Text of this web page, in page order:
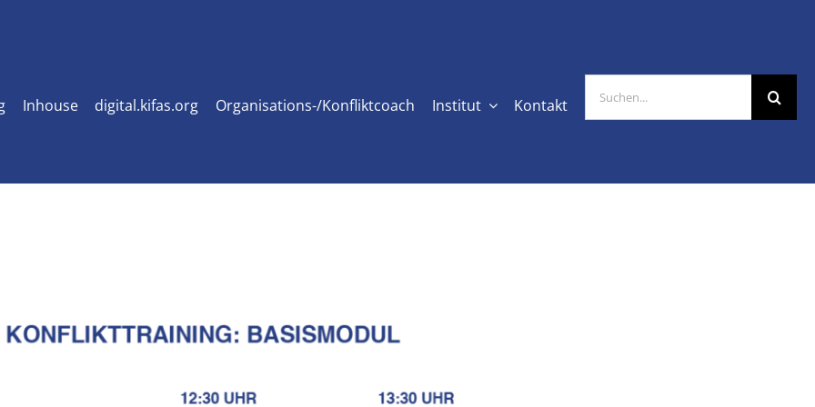
Inhouse digital.kifas.org Organisations-/Konfliktcoach Institut Kontakt
Suche
nach: